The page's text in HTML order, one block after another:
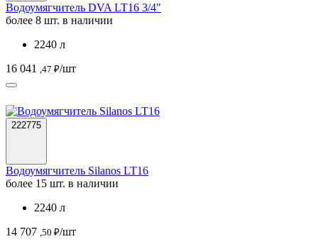
Водоумягчитель DVA LT16 3/4"
более 8 шт. в наличии
2240 л
16 041
,47 ₽/шт
222775
Водоумягчитель Silanos LT16
более 15 шт. в наличии
2240 л
14 707 ,50 ₽/шт